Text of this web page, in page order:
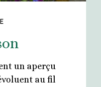
un aperçu
au fil